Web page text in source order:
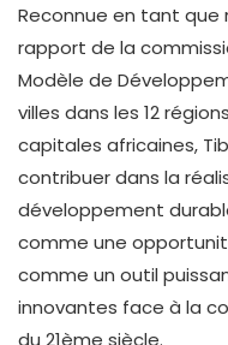
Reconnue en tant que
rapport de la
Modèle de
villes dans les 12
capitales africaines,
contribuer dans la
développement
comme une
comme un outil
innovantes face à la
du 21ème siècle.